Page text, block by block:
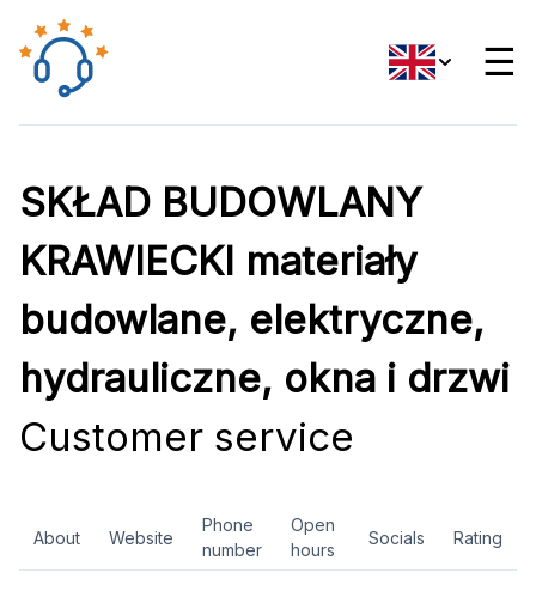
☰
SKŁAD BUDOWLANY
KRAWIECKI materiały
budowlane, elektryczne,
hydrauliczne, okna i drzwi
Customer service
About Website
Phone
number
Open
hours
Socials Rating